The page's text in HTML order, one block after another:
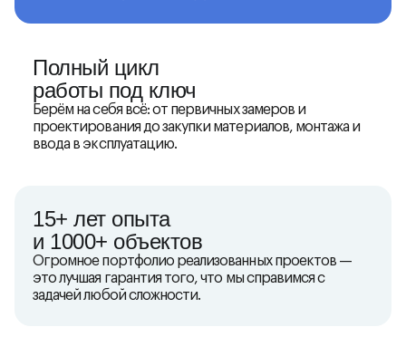
Полный цикл
работы под ключ
Берём на себя всё: от первичных замеров и
проектирования до закупки материалов, монтажа и
ввода в эксплуатацию.
15+ лет опыта
и 1000+ объектов
Огромное портфолио реализованных проектов —
это лучшая гарантия того, что мы справимся с
задачей любой сложности.